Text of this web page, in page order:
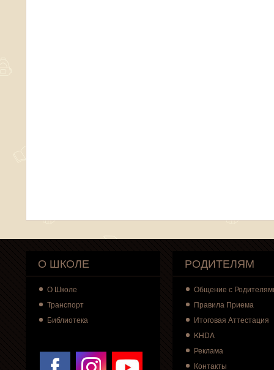
О ШКОЛЕ
О Школе
Транспорт
Библиотека
РОДИТЕЛЯМ
Общение с
Правила Приема
Итоговая Аттестация
KHDA
Реклама
Контакты